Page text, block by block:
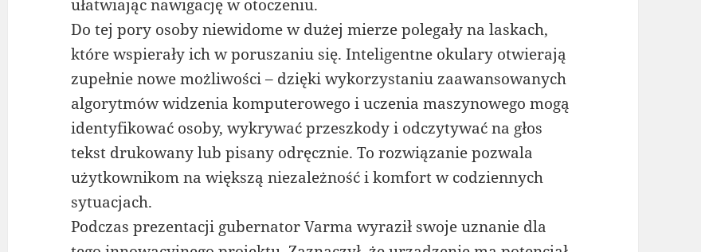
ułatwiając nawigację w otoczeniu.
Do tej pory osoby niewidome w dużej mierze polegały na laskach,
które wspierały ich w poruszaniu się. Inteligentne okulary otwierają
zupełnie nowe możliwości – dzięki wykorzystaniu zaawansowanych
algorytmów widzenia komputerowego i uczenia maszynowego mogą
identyfikować osoby, wykrywać przeszkody i odczytywać na głos
tekst drukowany lub pisany odręcznie. To rozwiązanie pozwala
użytkownikom na większą niezależność i komfort w codziennych
sytuacjach.
Podczas prezentacji gubernator Varma wyraził swoje uznanie dla